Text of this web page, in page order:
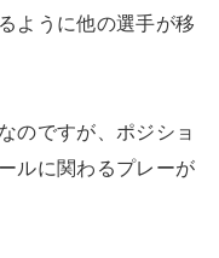
ように他の選手が移
のですが、ポジショ
ルに関わるプレーが